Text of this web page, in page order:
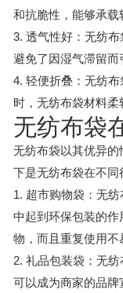
和抗脆性，能够承载
3. 透气性好：无纺
避免了因湿气滞留而
4. 轻便折叠：无纺
时，无纺布袋材料柔
无纺布袋
无纺布袋以其优异
下是无纺布袋在不同
1. 超市购物袋：无
中起到环保包装的
物，而且重复使用不
2. 礼品包装袋：无
可以成为商家的品